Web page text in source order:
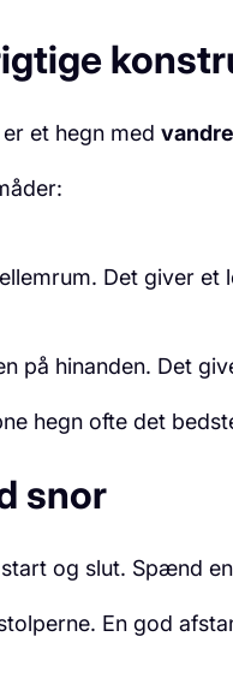
et hegn med
Det giver
på hinanden. Det
hegn ofte det
snor
og slut. Spænd
En god